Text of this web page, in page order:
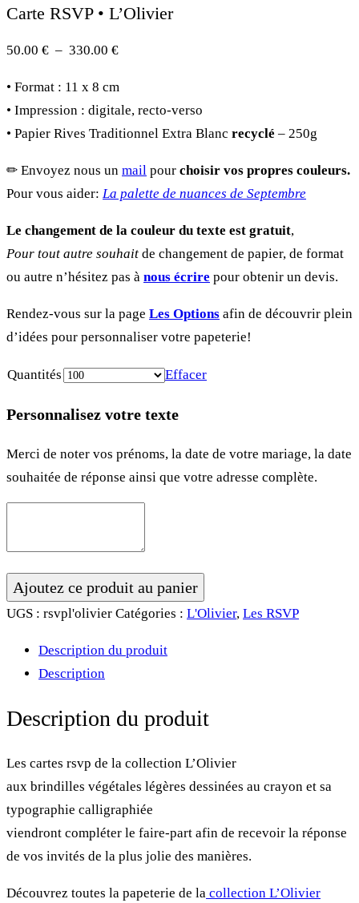
Carte RSVP • L’Olivier
50.00 € – 330.00 €Plage
prix :
50.00 €
à
330.00 €
• Format : 11 x 8 cm
• Impression : digitale, recto-verso
• Papier Rives Traditionnel Extra Blanc recyclé – 250g
✏︎ Envoyez nous un mail pour choisir vos propres couleurs.
Pour vous aider: La palette de nuances de Septembre
Le changement de la couleur du texte est gratuit,
Pour tout autre souhait de changement de papier, de format
ou autre n’hésitez pas à nous écrire pour obtenir un devis.
Rendez-vous sur la page Les Options afin de découvrir plein
d’idées pour personnaliser votre papeterie!
Quantités Effacer
Personnalisez votre texte
Merci de noter vos prénoms, la date de votre mariage, la date
souhaitée de réponse ainsi que votre adresse complète.
quantité
de
RSVP
Ajoutez ce produit au panier
UGS : rsvpl'olivier Catégories : L'Olivier, Les RSVP
Description du produit
Description
Description du produit
Les cartes rsvp de la collection L’Olivier
aux brindilles végétales légères dessinées au crayon et sa
typographie calligraphiée
viendront compléter le faire-part afin de recevoir la réponse
de vos invités de la plus jolie des manières.
Découvrez toutes la papeterie de la collection L’Olivier